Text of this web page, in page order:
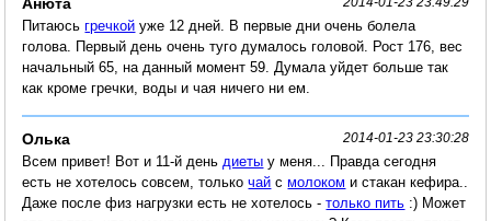
Питаюсьгречкой уже 12 дней. В первые дни очень болела
голова. Первый день очень туго думалось головой. Рост 176, вес
начальный 65, на данный момент 59. Думала уйдет больше так
как кроме гречки, воды и чая ничего ни ем.
Олька 2014-01-23 23:30:28
Всем привет! Вот и 11-й день диеты у меня... Правда сегодня
есть не хотелось совсем, толькочай смолоком и стакан кефира..
Даже после физ нагрузки есть не хотелось -только пить :) Может